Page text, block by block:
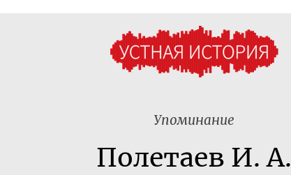
Упоминание
Полетаев И. А.